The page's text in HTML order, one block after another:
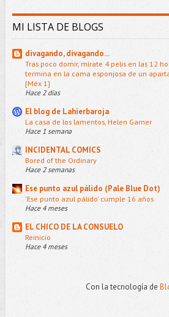
MI LISTA DE BLOGS
divagando, divagando...
Tras poco domir, mírate 4 pelis en las 12
termina en la cama esponjosa de un
[Méx 1]
Hace 2 días
El blog de Lahierbaroja
La casa de los lamentos, Helen Garner
Hace 1 semana
INCIDENTAL COMICS
Bored of the Ordinary
Hace 2 semanas
Ese punto azul pálido (Pale Blue Dot)
'Ese punto azul pálido' cumple 16 años
Hace 4 meses
EL CHICO DE LA CONSUELO
Reinicio
Hace 4 meses
Con la tecnología de